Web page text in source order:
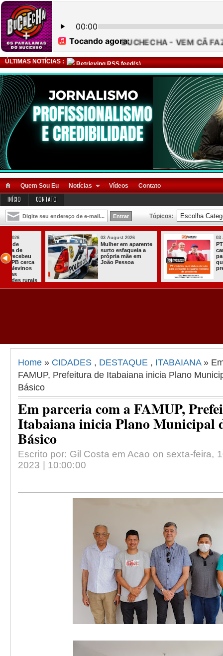
ÚLTIMAS NOTÍCIAS : Retrieving RSS feed(s)
Quem Sou Eu Notícias Vídeos Contato
INÍCIO CONTATO
Tópicos:
03 August 2026
Mulher em aparente
surto esfaqueia a
própria mãe em
João Pessoa
03 August 2026
PT oficializa
candidatura
para
quarto
presidente
Home » CIDADES , DESTAQUE , ITABAIANA»
FAMUP, Prefeitura de Itabaiana inicia Plano
Básico
Em parceria com a FAMUP,
Itabaiana inicia Plano Municipal
Básico
Escrito por: Gil Costa em Acao on sexta-feira,
2023 | 10:00:00